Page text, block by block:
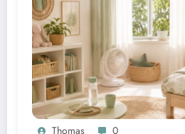
Thomas 0